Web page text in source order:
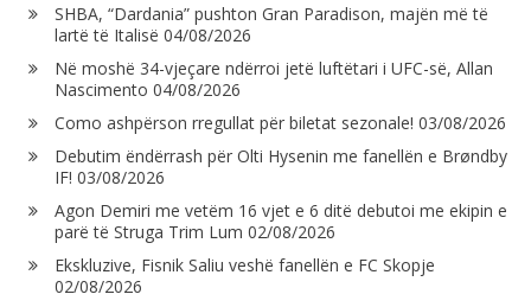
SHBA, “Dardania” pushton Gran Paradison, majën më të
lartë të Italisë 04/08/2026
Në moshë 34-vjeçare ndërroi jetë luftëtari i UFC-së, Allan
Nascimento 04/08/2026
Como ashpërson rregullat për biletat sezonale! 03/08/2026
Debutim ëndërrash për Olti Hysenin me fanellën e Brøndby
IF! 03/08/2026
Agon Demiri me vetëm 16 vjet e 6 ditë debutoi me ekipin e
parë të Struga Trim Lum 02/08/2026
Ekskluzive, Fisnik Saliu veshë fanellën e FC Skopje
02/08/2026